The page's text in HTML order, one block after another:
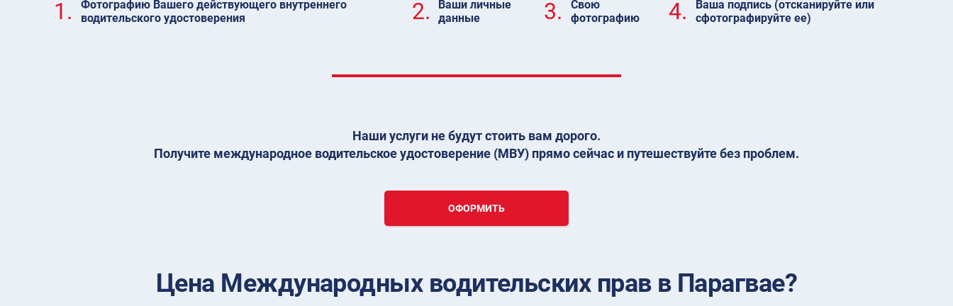
1.
Фотографию Вашего действующего внутреннего
водительского удостоверения
2.
Ваши личные
данные
3.
Свою
фотографию
4.
Ваша подпись (отсканируйте или
сфотографируйте ее)
Наши услуги не будут стоить вам дорого.
Получите международное водительское удостоверение (МВУ) прямо сейчас и путешествуйте без проблем.
ОФОРМИТЬ
Цена Международных водительских прав в Парагвае?